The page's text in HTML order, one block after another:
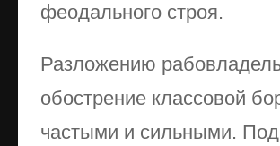
феодального строя.
Разложению
обострение классовой
частыми и сильными.